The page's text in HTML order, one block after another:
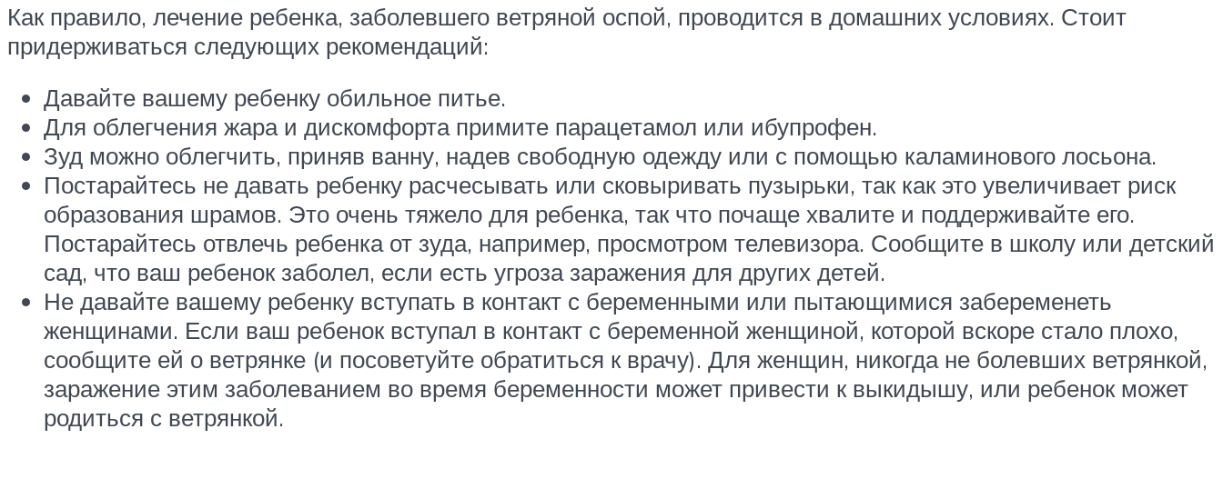
Как правило, лечение ребенка, заболевшего ветряной оспой, проводится в домашних условиях. Стоит
придерживаться следующих рекомендаций:
Давайте вашему ребенку обильное питье.
Для облегчения жара и дискомфорта примите парацетамол или ибупрофен.
Зуд можно облегчить, приняв ванну, надев свободную одежду или с помощью каламинового лосьона.
Постарайтесь не давать ребенку расчесывать или сковыривать пузырьки, так как это увеличивает риск
образования шрамов. Это очень тяжело для ребенка, так что почаще хвалите и поддерживайте его.
Постарайтесь отвлечь ребенка от зуда, например, просмотром телевизора. Сообщите в школу или детский
сад, что ваш ребенок заболел, если есть угроза заражения для других детей.
Не давайте вашему ребенку вступать в контакт с беременными или пытающимися забеременеть
женщинами. Если ваш ребенок вступал в контакт с беременной женщиной, которой вскоре стало плохо,
сообщите ей о ветрянке (и посоветуйте обратиться к врачу). Для женщин, никогда не болевших ветрянкой,
заражение этим заболеванием во время беременности может привести к выкидышу, или ребенок может
родиться с ветрянкой.